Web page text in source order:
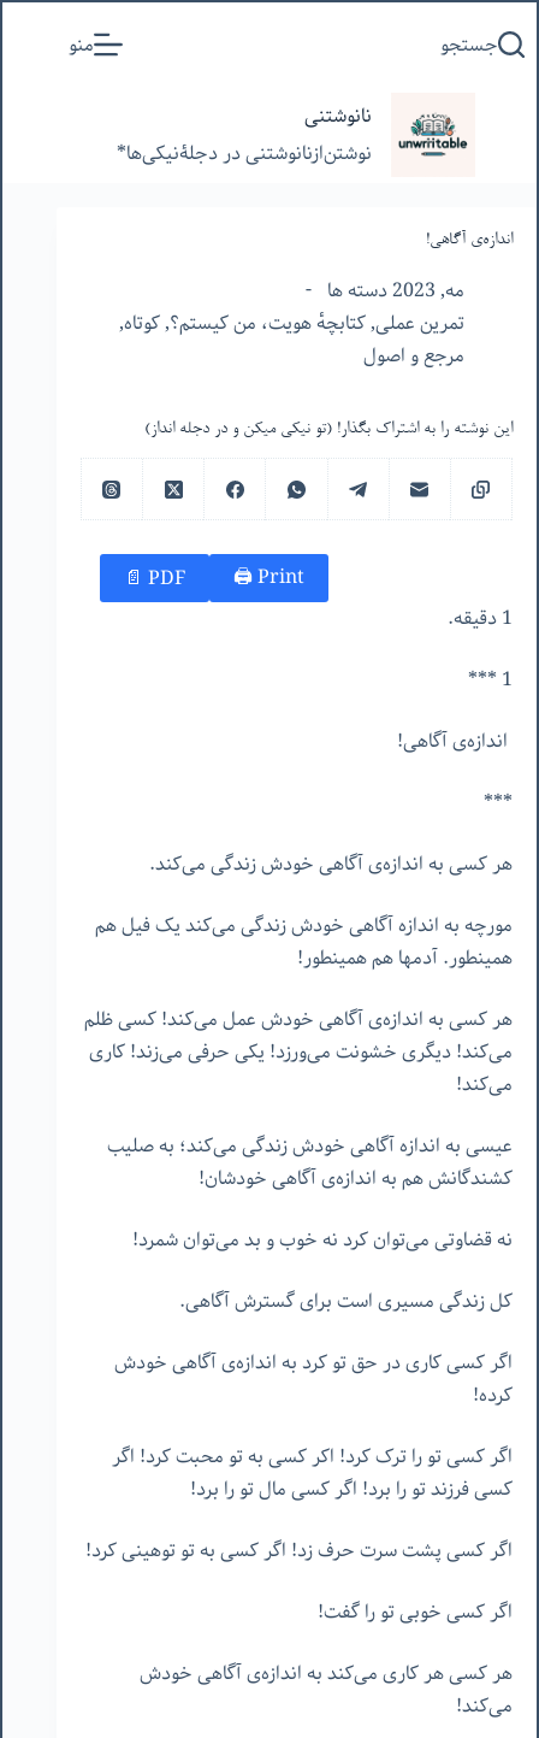
به
جستجو منو
نانوشتنی
نوشتن‌از‌نانوشتنی‌ در‌ دجلۀنیکی‌ها*
اندازه‌ی آگاهی!
مه, 2023 دسته ها
تمرین عملی,کتابچهٔ هویت، من کیستم؟,کوتاه,
مرجع و اصول
این نوشته را به اشتراک بگذار! (تو نیکی میکن و در دجله انداز)
Print 🖨
PDF 📄
1 دقیقه.
1 ***
اندازه‌ی آگاهی!
***
هر کسی به اندازه‌ی آگاهی خودش زندگی می‌کند.
مورچه به اندازه آگاهی خودش زندگی می‌کند یک فیل هم
همینطور. آدمها هم همینطور!
هر کسی به اندازه‌ی آگاهی خودش عمل می‌کند! کسی ظلم
می‌کند! دیگری خشونت می‌ورزد! یکی حرفی می‌زند! کاری
می‌کند!
عیسی به اندازه آگاهی خودش زندگی می‌کند؛ به صلیب
کشندگانش هم به اندازه‌ی آگاهی خودشان!
نه قضاوتی می‌توان کرد نه خوب و بد می‌توان شمرد!
کل زندگی مسیری است برای گسترش آگاهی.
اگر کسی کاری در حق تو کرد به اندازه‌ی آگاهی خودش
کرده!
اگر کسی تو را ترک کرد! اکر کسی به تو محبت کرد! اگر
کسی فرزند تو را برد! اگر کسی مال تو را برد!
اگر کسی پشت سرت حرف زد! اگر کسی به تو توهینی کرد!
اگر کسی خوبی تو را گفت!
هر کسی هر کاری می‌کند به اندازه‌ی آگاهی خودش
می‌کند!